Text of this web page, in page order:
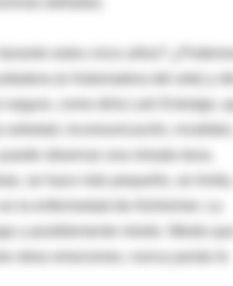
(e historiadora del arte) y
seguro, como diría Laín Entralgo,
soledad, incomunicación,
se hace más pequeño, se
la enfermedad de Alzheimer. La
y posiblemente miedo. Miedo
otras emociones, nunca jamás le